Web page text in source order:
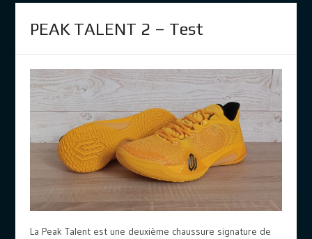
PEAK TALENT 2 – Test
La Peak Talent est une deuxième chaussure signature de